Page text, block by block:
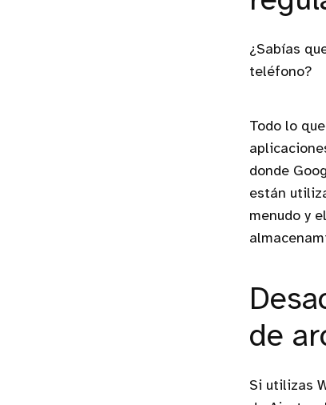
¿Sabías
teléfono?
Todo lo
donde
están
menudo y
de
Si utilizas